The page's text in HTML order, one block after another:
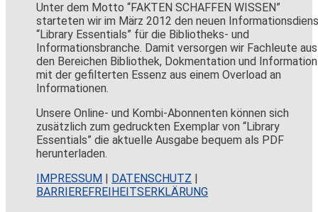
Unter dem Motto “FAKTEN SCHAFFEN WISSEN”
starteten wir im März 2012 den neuen
“Library Essentials” für die Bibliotheks- und
Informationsbranche. Damit versorgen wir Fachleute aus
den Bereichen Bibliothek, Dokmentation und Information
mit der gefilterten Essenz aus einem Overload an
Informationen.
Unsere Online- und Kombi-Abonnenten können sich
zusätzlich zum gedruckten Exemplar von “Library
Essentials” die aktuelle Ausgabe bequem als PDF
herunterladen.
IMPRESSUM
DATENSCHUTZ
BARRIEREFREIHEITSERKLÄRUNG